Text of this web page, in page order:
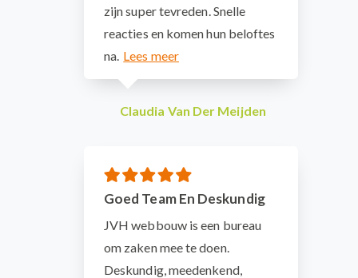
zijn super tevreden. Snelle
reacties en komen hun beloftes
na.
Claudia Van Der Meijden
Goed Team En Deskundig
JVH webbouw is een bureau
om zaken mee te doen.
Deskundig, meedenkend,